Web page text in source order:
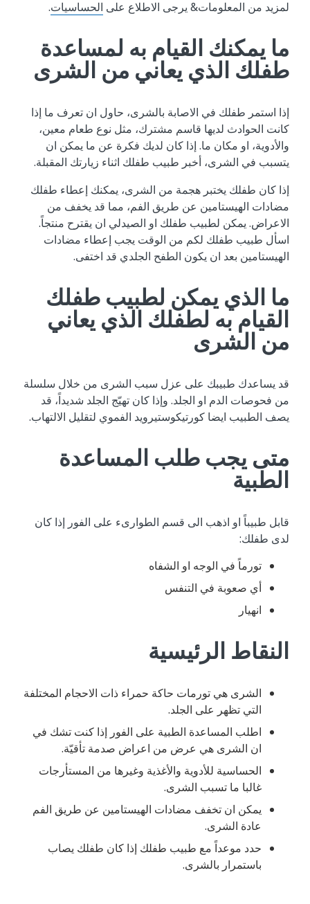
لمزيد ‬من ‬المعلومات& يرجى ‬الاطلاع ‬على الحساسيات.
ما ‬يمكنك ‬القيام ‬به ‬لمساعدة
‬طفلك ‬الذي ‬يعاني ‬من ‬الشرى
إذا ‬استمر ‬طفلك ‬في ‬الاصابة ‬بالشرى، ‬حاول ‬ان ‬تعرف ‬ما ‬إذا
‬كانت ‬الحوادث ‬لديها ‬قاسم ‬مشترك، ‬مثل ‬نوع ‬طعام ‬معين،
‬والأدوية، ‬او ‬مكان ‬ما. ‬إذا ‬كان ‬لديك ‬فكرة ‬عن ‬ما ‬يمكن ‬ان
‬يتسبب ‬في ‬الشرى، ‬أخبر ‬طبيب ‬طفلك ‬اثناء ‬زيارتك ‬المقبلة.
إذا ‬كان ‬طفلك ‬يختبر ‬هجمة ‬من ‬الشرى، ‬يمكنك ‬إعطاء ‬طفلك
‬مضادات ‬الهيستامين ‬عن ‬طريق ‬الفم، ‬مما ‬قد ‬يخفف ‬من
‬الاعراض. ‬يمكن ‬لطبيب ‬طفلك ‬او ‬الصيدلي ‬ان ‬يقترح ‬منتجاً.
‬اسأل ‬طبيب ‬طفلك ‬لكم ‬من ‬الوقت ‬يجب ‬إعطاء ‬مضادات
‬الهيستامين ‬بعد ‬ان ‬يكون ‬الطفح ‬الجلدي ‬قد ‬اختفى.
ما ‬الذي ‬يمكن ‬لطبيب ‬طفلك
‬القيام ‬به ‬لطفلك ‬الذي ‬يعاني
‬من ‬الشرى
قد ‬يساعدك ‬طبيبك ‬على ‬عزل ‬سبب ‬الشرى ‬من ‬خلال ‬سلسلة
‬من ‬فحوصات ‬الدم ‬او ‬الجلد. ‬وإذا ‬كان ‬تهيّج ‬الجلد ‬شديداً، ‬قد
‬يصف ‬الطبيب ‬ايضا ‬كورتيكوستيرويد ‬الفموي ‬لتقليل ‬الالتهاب.
متى ‬يجب ‬طلب ‬المساعدة
‬الطبية
قابل ‬طبيباً ‬او ‬اذهب ‬الى ‬قسم ‬الطوارىء ‬على ‬الفور ‬إذا ‬كان
‬لدى ‬طفلك:
تورماً ‬في ‬الوجه ‬او ‬الشفاه
أي ‬صعوبة ‬في ‬التنفس
انهيار
النقاط ‬الرئيسية
الشرى ‬هي ‬تورمات ‬حاكة ‬حمراء ‬ذات ‬الاحجام ‬المختلفة
‬التي ‬تظهر ‬على ‬الجلد.
اطلب ‬المساعدة ‬الطبية ‬على ‬الفور ‬إذا ‬كنت ‬تشك ‬في
‬ان ‬الشرى ‬هي ‬عرض ‬من ‬اعراض ‬صدمة ‬تأقيّة.
الحساسية ‬للأدوية ‬والأغذية ‬وغيرها ‬من ‬المستأرجات
‬غالبا ‬ما ‬تسبب ‬الشرى.
يمكن ‬ان ‬تخفف ‬مضادات ‬الهيستامين ‬عن ‬طريق ‬الفم
‬عادة ‬الشرى.
حدد ‬موعداً ‬مع ‬طبيب ‬طفلك ‬إذا ‬كان ‬طفلك ‬يصاب
‬باستمرار ‬بالشرى.